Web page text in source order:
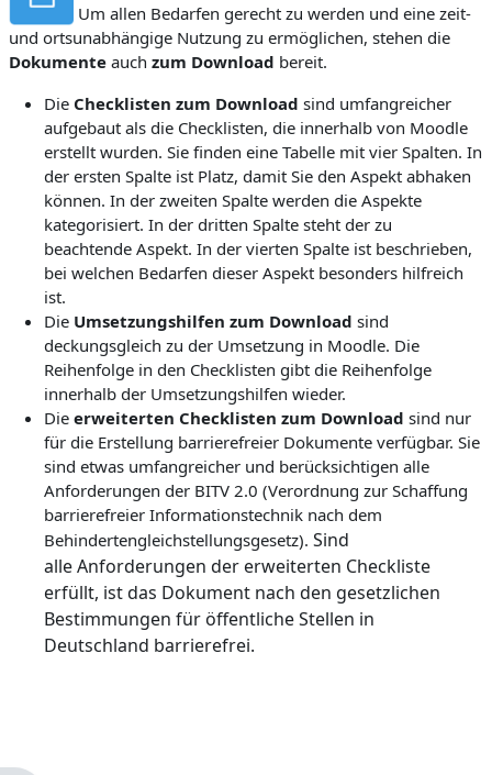
Um allen Bedarfen gerecht zu werden und eine zeit-
und ortsunabhängige Nutzung zu ermöglichen, stehen die
Dokumente auch zum Download bereit.
Die Checklisten zum Download sind umfangreicher
aufgebaut als die Checklisten, die innerhalb von Moodle
erstellt wurden. Sie finden eine Tabelle mit vier Spalten. In
der ersten Spalte ist Platz, damit Sie den Aspekt abhaken
können. In der zweiten Spalte werden die Aspekte
kategorisiert. In der dritten Spalte steht der zu
beachtende Aspekt. In der vierten Spalte ist beschrieben,
bei welchen Bedarfen dieser Aspekt besonders hilfreich
ist.
Die Umsetzungshilfen zum Download sind
deckungsgleich zu der Umsetzung in Moodle. Die
Reihenfolge in den Checklisten gibt die Reihenfolge
innerhalb der Umsetzungshilfen wieder.
Die erweiterten Checklisten zum Download sind nur
für die Erstellung barrierefreier Dokumente verfügbar. Sie
sind etwas umfangreicher und berücksichtigen alle
Anforderungen der BITV 2.0 (Verordnung zur Schaffung
barrierefreier Informationstechnik nach dem
Behindertengleichstellungsgesetz). Sind
alleAnforderungen der erweiterten Checkliste
erfüllt, ist das Dokument nach den gesetzlichen
Bestimmungen für öffentliche Stellen in
Deutschland barrierefrei.